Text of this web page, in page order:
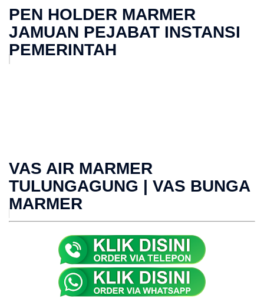
PEN HOLDER MARMER
JAMUAN PEJABAT INSTANSI
PEMERINTAH
VAS AIR MARMER
TULUNGAGUNG | VAS BUNGA
MARMER